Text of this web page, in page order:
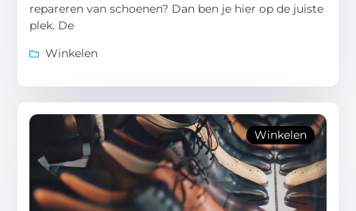
repareren van schoenen? Dan ben je hier op de juiste
plek. De
Winkelen
Winkelen